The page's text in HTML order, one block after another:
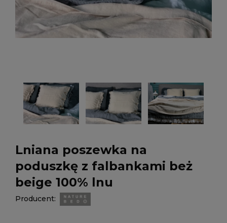
Lniana poszewka na
poduszkę z falbankami beż
beige 100% lnu
Producent: